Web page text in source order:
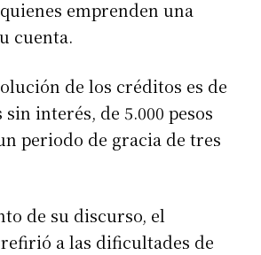
emprenden una
cuenta.
de los créditos es de
sin interés, de 5.000 pesos
periodo de gracia de tres
de su discurso, el
a las dificultades de